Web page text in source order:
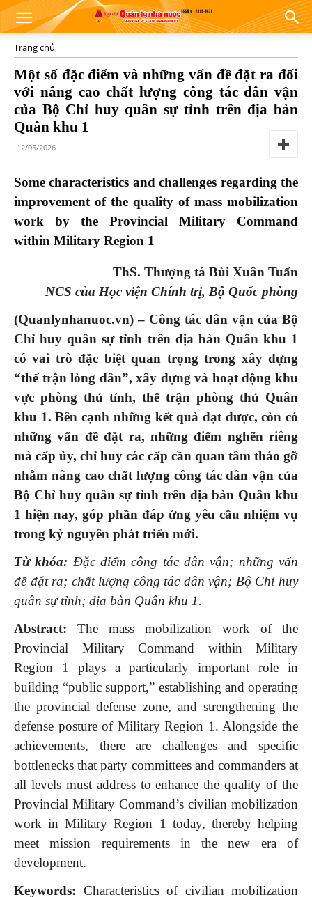
Trang chủ
Một số đặc điểm và những vấn đề đặt ra đối
với nâng cao chất lượng công tác dân vận
của Bộ Chỉ huy quân sự tỉnh trên địa bàn
Quân khu 1
12/05/2026
Some characteristics and challenges regarding the
improvement of the quality of mass mobilization
work by the Provincial Military Command
within Military Region 1
ThS. Thượng tá Bùi Xuân Tuấn
NCS của Học viện Chính trị, Bộ Quốc phòng
(Quanlynhanuoc.vn) – Công tác dân vận của Bộ
Chỉ huy quân sự tỉnh trên địa bàn Quân khu 1
cóvai trò đặc biệt quan trọng trong xây dựng
“thế trận lòng dân”, xây dựng và hoạt động khu
vực phòng thủ tỉnh, thế trận phòng thủ Quân
khu 1.Bên cạnh những kết quả đạt được, còn có
những vấn đề đặt ra, những điểm nghẽn riêng
mà cấp ủy, chỉ huy các cấp cần quan tâm tháo gỡ
nhằm nâng cao chất lượng công tác dân vận của
Bộ Chỉ huy quân sự tỉnh trên địa bàn Quân khu
1 hiện nay, góp phần đáp ứng yêu cầu nhiệm vụ
trong kỷ nguyên phát triển mới.
Từ khóa: Đặc điểm công tác dân vận; những vấn
đề đặt ra; chất lượng công tác dân vận; Bộ Chỉ huy
quân sự tỉnh; địa bàn Quân khu 1.
Abstract: The mass mobilization work of the
Provincial Military Command within Military
Region 1 plays a particularly important role in
building “public support,” establishing and operating
the provincial defense zone, and strengthening the
defense posture of Military Region 1. Alongside the
achievements, there are challenges and specific
bottlenecks that party committees and commanders at
all levels must address to enhance the quality of the
Provincial Military Command’s civilian mobilization
work in Military Region 1 today, thereby helping
meet mission requirements in the new era of
development.
Keywords: Characteristics of civilian mobilization